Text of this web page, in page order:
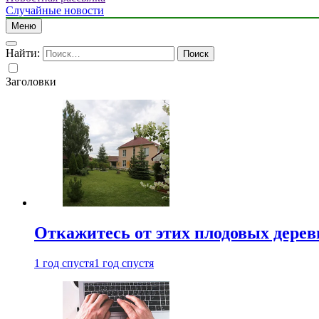
Случайные новости
Меню
Найти:
Заголовки
Откажитесь от этих плодовых
1 год спустя1 год спустя